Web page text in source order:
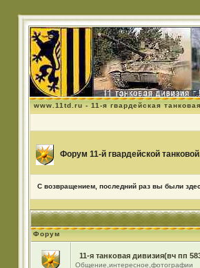
www.11td.ru - 11-я гвардейская
Форум 11-й гвардейской
С возвращением, последний раз вы были
Форум
11-я танковая дивизия(вч пп
Общение,интересное,фотографии